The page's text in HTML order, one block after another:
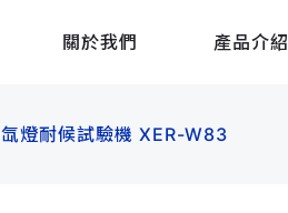
關於我們 產品介紹
氙燈耐候試驗機 XER-W83